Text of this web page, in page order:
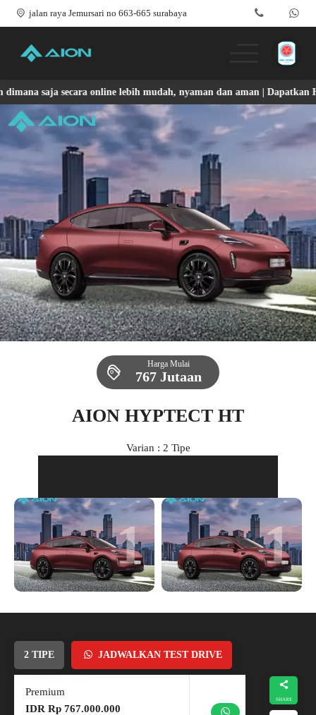
jalan raya Jemursari no 663-665 surabaya
Produk
Promo & Event
Testimoni
Blog
Simulasi Kredit
saja secara online lebih mudah, nyaman dan aman | Dapatkan
Harga Mulai
767 Jutaan
AION HYPTECT HT
Varian : 2 Tipe
1 1
2 TIPE JADWALKAN TEST DRIVE
Premium
IDR Rp 767.000.000